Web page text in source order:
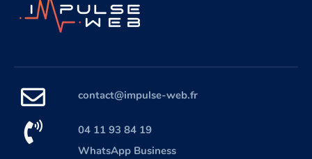
contact@impulse-web.fr
04 11 93 84 19
WhatsApp Business